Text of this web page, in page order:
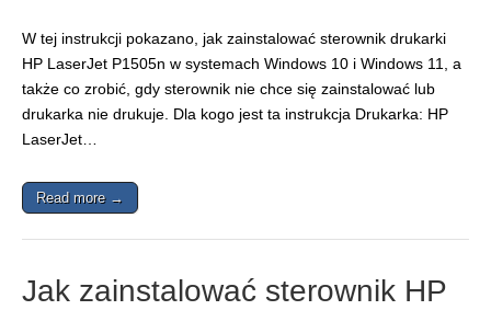
W tej instrukcji pokazano, jak zainstalować sterownik drukarki
HP LaserJet P1505n w systemach Windows 10 i Windows 11, a
także co zrobić, gdy sterownik nie chce się zainstalować lub
drukarka nie drukuje. Dla kogo jest ta instrukcja Drukarka: HP
LaserJet…
Read more →
Jak zainstalować sterownik HP